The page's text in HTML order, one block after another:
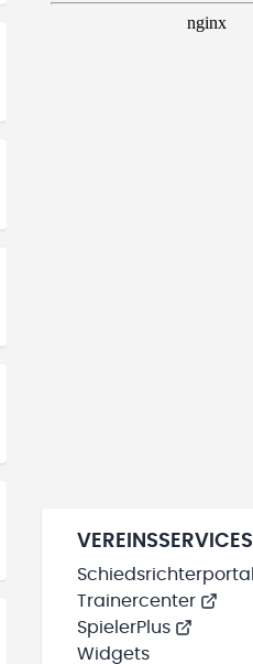
VEREINSSERVICES
Schiedsrichterportal
Trainercenter
SpielerPlus
Widgets